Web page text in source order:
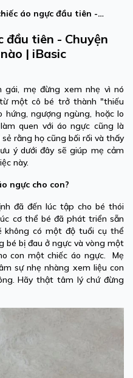
áo ngực đầu tiên -
đầu tiên - Chuyện
| iBasic
gái, mẹ đừng xem nhẹ vì nó
một cô bé trở thành "thiếu
ngượng ngùng, hoặc lo
quen với áo ngực cũng là
rằng họ cũng bối rối và thấy
ý dưới đây sẽ giúp mẹ cảm
này.
ngực cho con?
đã đến lúc tập cho bé thói
cơ thể bé đã phát triển sẵn
không có một độ tuổi cụ thể
bé bị đau ở ngực và vòng một
con một chiếc áo ngực. Mẹ
sự nhẹ nhàng xem liệu con
Hãy thật tâm lý chứ đừng